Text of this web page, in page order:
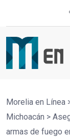
Morelia en Línea
Michoacán >
armas de fuego